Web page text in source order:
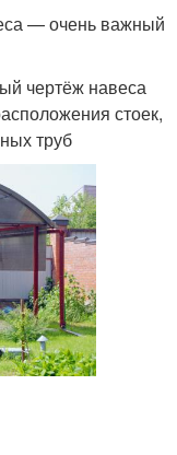
— очень важный
чертёж навеса
стоек,
труб